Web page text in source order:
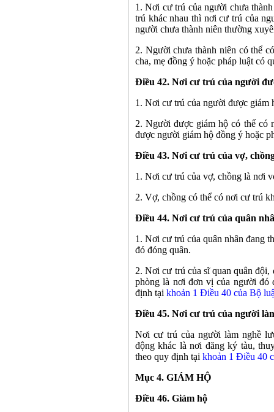
1. Nơi cư trú của người chưa
trú khác nhau thì nơi cư trú của
người chưa thành niên thường
2. Người chưa thành niên có thể
cha, mẹ đồng ý hoặc pháp luật có
Điều 42. Nơi cư trú của người
1. Nơi cư trú của người được giám
2. Người được giám hộ có thể có
được người giám hộ đồng ý hoặc
Điều 43. Nơi cư trú của vợ,
1. Nơi cư trú của vợ, chồng là nơi
2. Vợ, chồng có thể có nơi cư trú
Điều 44. Nơi cư trú của quân
1. Nơi cư trú của quân nhân đang
đó đóng quân.
2. Nơi cư trú của sĩ quan quân
phòng là nơi đơn vị của người đó
định tại khoản 1 Ðiều 40 của Bộ
Điều 45. Nơi cư trú của người
Nơi cư trú của người làm nghề
động khác là nơi đăng ký tàu,
theo quy định tại khoản 1 Ðiều 40
Mục 4. GIÁM HỘ
Điều 46. Giám hộ